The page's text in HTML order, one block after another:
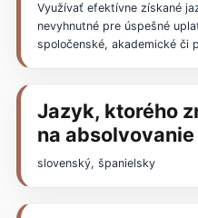
Využívať efektívne získané
nevyhnutné pre úspešné
spoločenské, akademické či
Jazyk, ktorého
na
slovenský, španielsky